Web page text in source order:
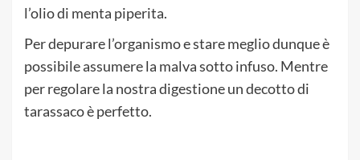
l’olio di menta piperita.
Per depurare l’organismo e stare meglio dunque è
possibile assumere la malva sotto infuso. Mentre
per regolare la nostra digestione un decotto di
tarassaco è perfetto.